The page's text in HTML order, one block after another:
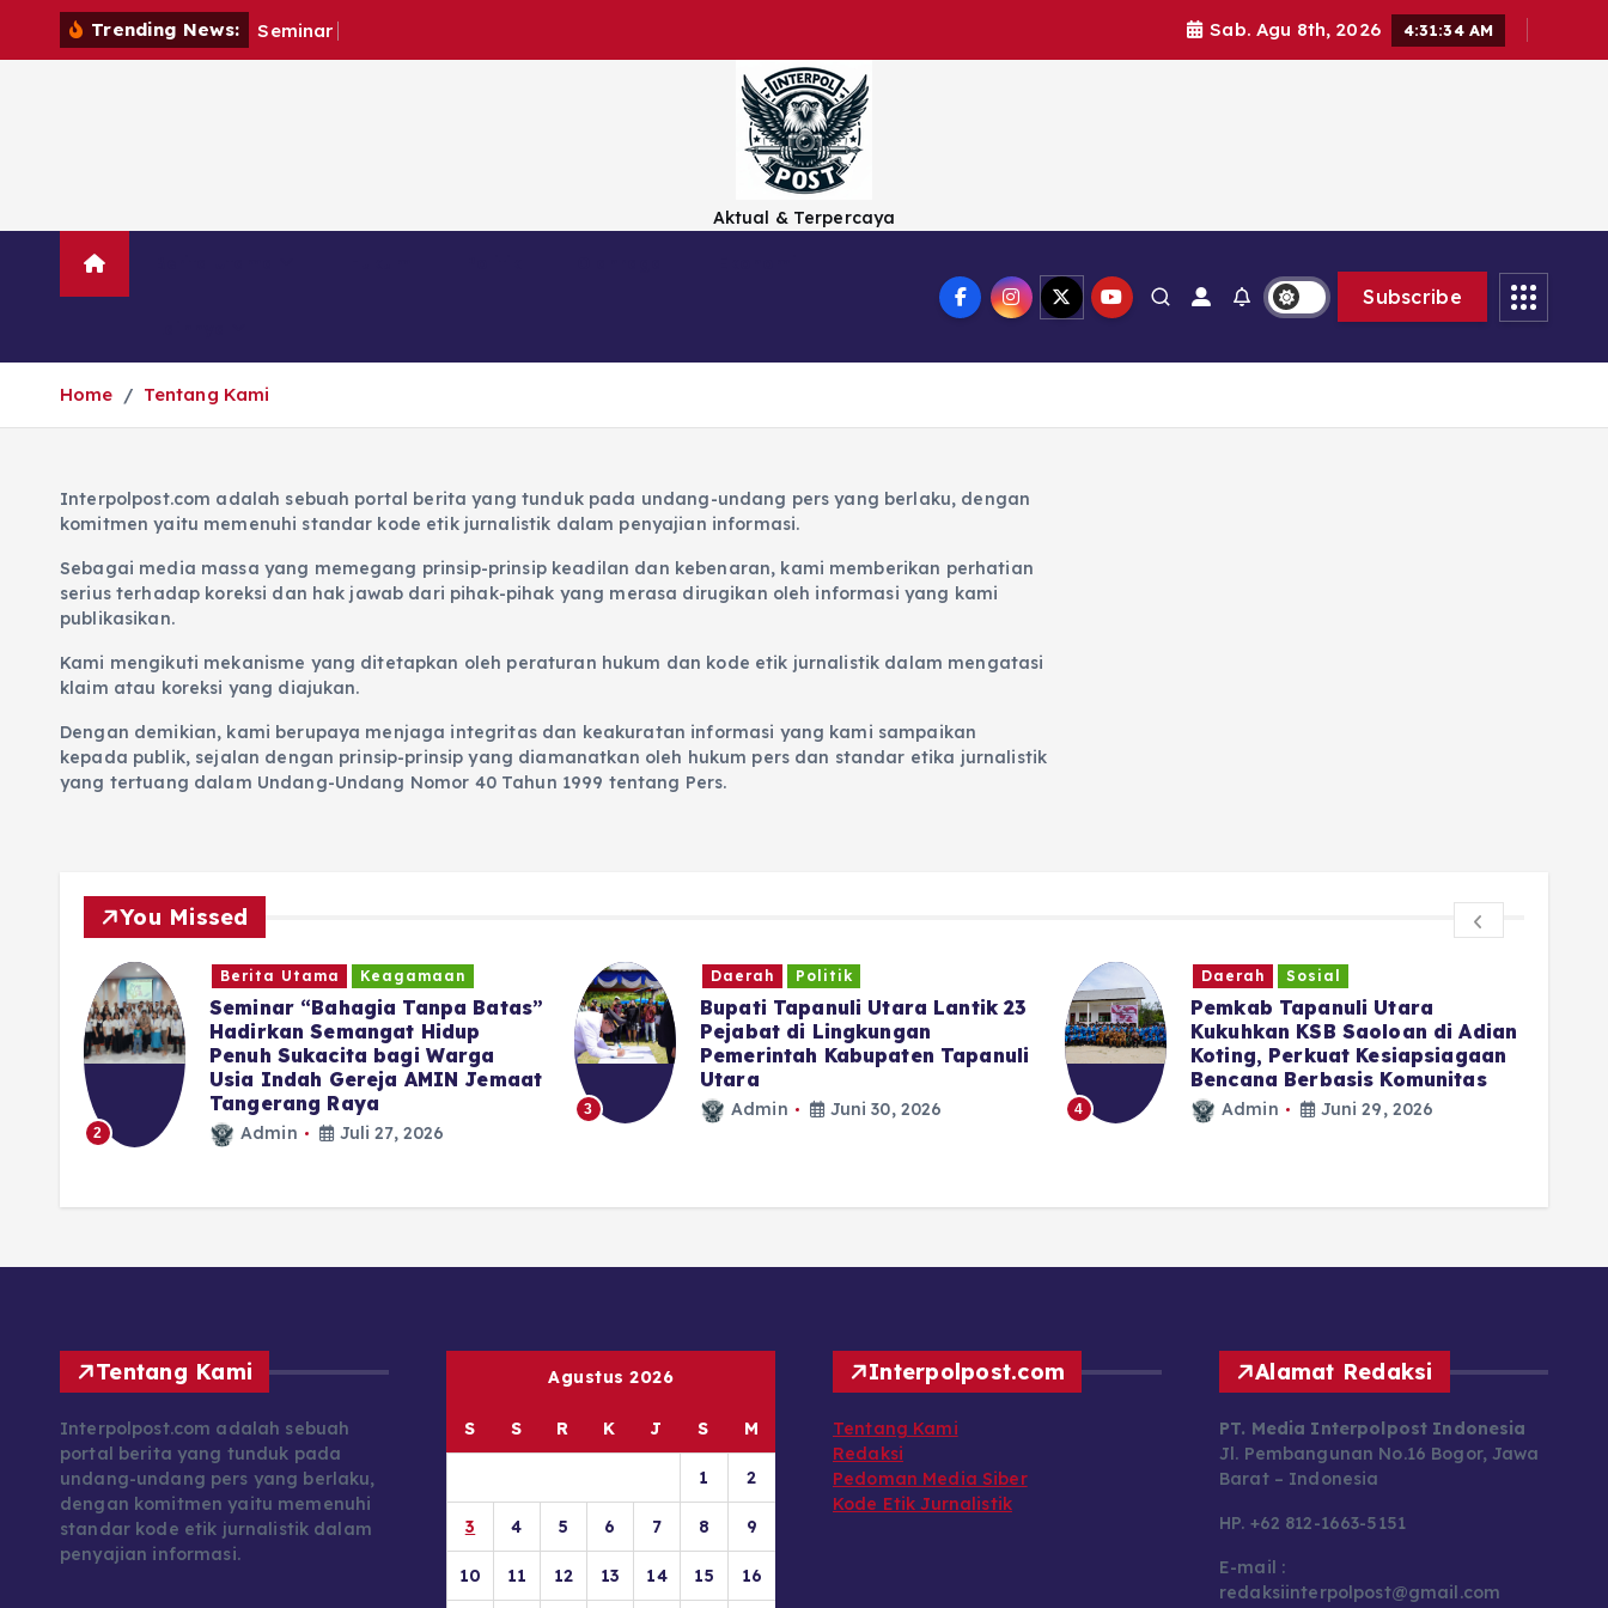
Trending News: Seminar Sab. Agu 8th, 2026 4:31:35 AM
Aktual & Terpercaya
Subscribe
Home Tentang Kami
Interpolpost.com adalah sebuah portal berita yang tunduk pada undang-undang pers yang berlaku, dengan
komitmen yaitu memenuhi standar kode etik jurnalistik dalam penyajian informasi.
Sebagai media massa yang memegang prinsip-prinsip keadilan dan kebenaran, kami memberikan perhatian
serius terhadap koreksi dan hak jawab dari pihak-pihak yang merasa dirugikan oleh informasi yang kami
publikasikan.
Kami mengikuti mekanisme yang ditetapkan oleh peraturan hukum dan kode etik jurnalistik dalam mengatasi
klaim atau koreksi yang diajukan.
Dengan demikian, kami berupaya menjaga integritas dan keakuratan informasi yang kami sampaikan
kepada publik, sejalan dengan prinsip-prinsip yang diamanatkan oleh hukum pers dan standar etika jurnalistik
yang tertuang dalam Undang-Undang Nomor 40 Tahun 1999 tentang Pers.
You Missed
2
Berita Utama Keagamaan
Seminar “Bahagia Tanpa Batas”
Hadirkan Semangat Hidup
Penuh Sukacita bagi Warga
Usia Indah Gereja AMIN Jemaat
Tangerang Raya
Admin Juli 27, 2026
3
Daerah Politik
Bupati Tapanuli Utara Lantik 23
Pejabat di Lingkungan
Pemerintah Kabupaten Tapanuli
Utara
Admin Juni 30, 2026 4
Daerah Sosial
‎Pemkab Tapanuli Utara
Kukuhkan KSB Saoloan di Adian
Koting, Perkuat Kesiapsiagaan
Bencana Berbasis Komunitas
Admin Juni 29, 2026
Tentang Kami
Interpolpost.com adalah sebuah
portal berita yang tunduk pada
undang-undang pers yang berlaku,
dengan komitmen yaitu memenuhi
standar kode etik jurnalistik dalam
penyajian informasi.
Agustus 2026
S S R K J S M
1 2
3 4 5 6 7 8 9
10 11 12 13 14 15 16
Interpolpost.com
Tentang Kami
Redaksi
Pedoman Media Siber
Kode Etik Jurnalistik
Alamat Redaksi
PT. Media Interpolpost Indonesia
Jl. Pembangunan No.16 Bogor, Jawa
Barat – Indonesia
HP. +62 812-1663-5151
E-mail :
redaksiinterpolpost@gmail.com